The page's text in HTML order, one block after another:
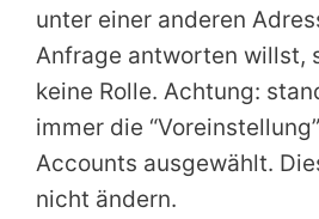
unter einer anderen
Anfrage antworten willst,
keine Rolle. Achtung:
immer die
Accounts ausgewählt.
nicht ändern.